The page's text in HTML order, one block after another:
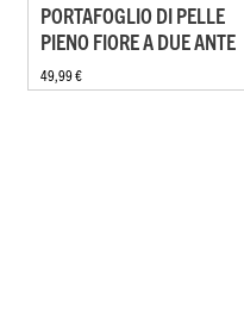
PORTAFOGLIO DI PELLE
PIENO FIORE A DUE ANTE
49,99 €